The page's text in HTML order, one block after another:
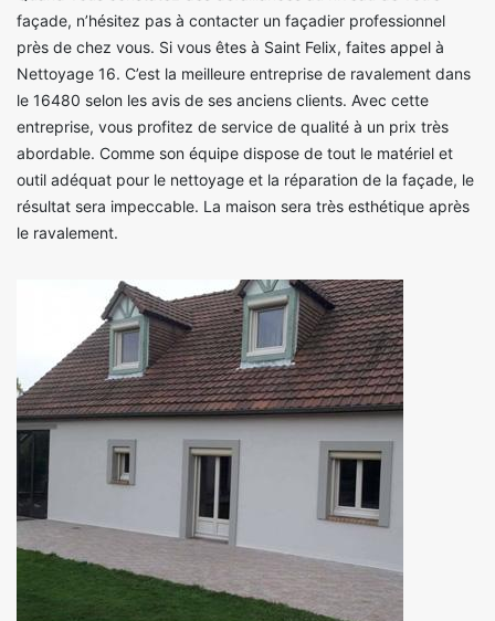
façade, n’hésitez pas à contacter un façadier professionnel
près de chez vous. Si vous êtes à Saint Felix, faites appel à
Nettoyage 16. C’est la meilleure entreprise de ravalement dans
le 16480 selon les avis de ses anciens clients. Avec cette
entreprise, vous profitez de service de qualité à un prix très
abordable. Comme son équipe dispose de tout le matériel et
outil adéquat pour le nettoyage et la réparation de la façade, le
résultat sera impeccable. La maison sera très esthétique après
le ravalement.